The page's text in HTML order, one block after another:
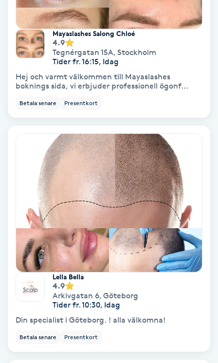
Vaxning
Vaxning brasiliansk
Veterinär
Vibrationsmassage
Vinyasa Yoga
Volymfransar
Yin Yoga
Yoga
Yoga Nidra
Yogamassage
Mayaslashes Salong Chloé
4.9
Tegnérgatan 15A, Stockholm
Tider fr. 16:15, Idag
Hej och varmt välkommen till Mayaslashes
boknings sida, vi erbjuder professionell ögonf...
Betala senare Presentkort
Lella Bella
4.9
Arkivgatan 6, Göteborg
Tider fr. 10:30, Idag
Din specialist i Göteborg. ! alla välkomna!
Betala senare Presentkort